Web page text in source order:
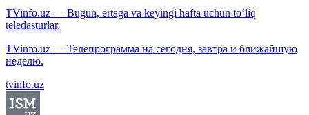
TVinfo.uz — Bugun, ertaga va keyingi hafta uchun to‘liq
teledasturlar.
TVinfo.uz — Телепрограмма на сегодня, завтра и ближайшую
неделю.
tvinfo.uz